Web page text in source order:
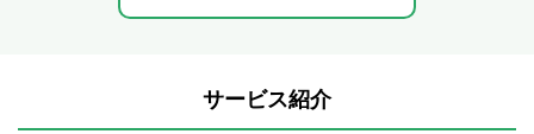
サービス紹介